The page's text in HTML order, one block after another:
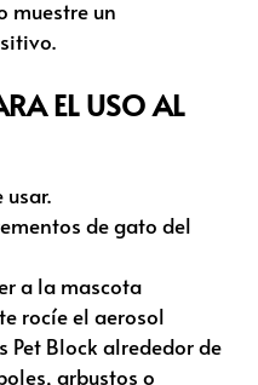
muestre un
EL USO AL
de gato del
a la mascota
rocíe el aerosol
Pet Block alrededor de
arbustos o